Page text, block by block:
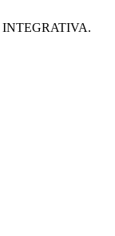
INTEGRATIVA.